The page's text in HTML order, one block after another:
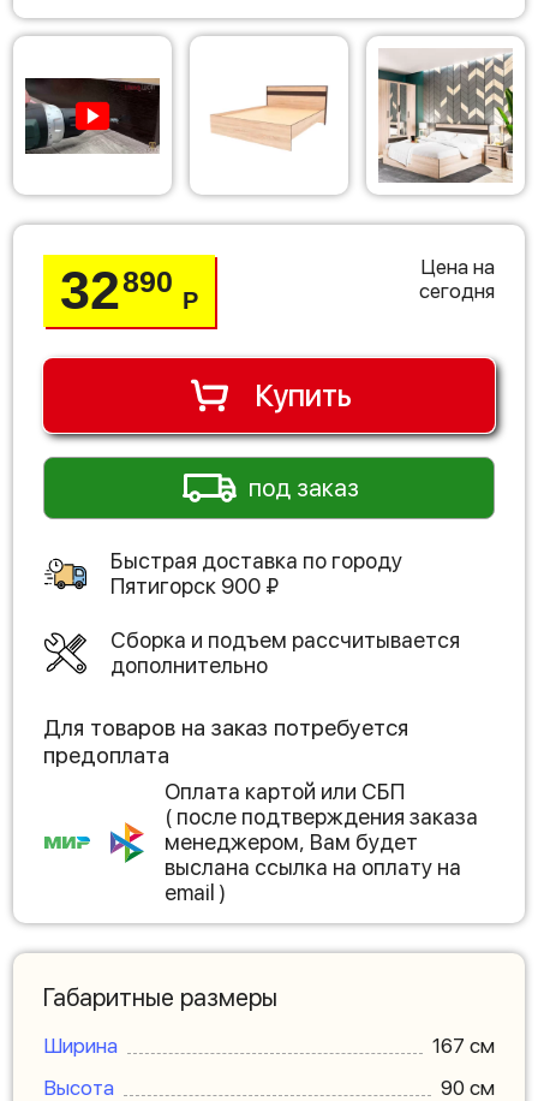
32890
Р
Цена на
сегодня
Купить
под заказ
Быстрая доставка по городу
Пятигорск 900 ₽
Сборка и подъем рассчитывается
дополнительно
Для товаров на заказ потребуется
предоплата
Оплата картой или СБП
( после подтверждения заказа
менеджером, Вам будет
выслана ссылка на оплату на
email )
Габаритные размеры
Ширина
167 см
Высота
90 см